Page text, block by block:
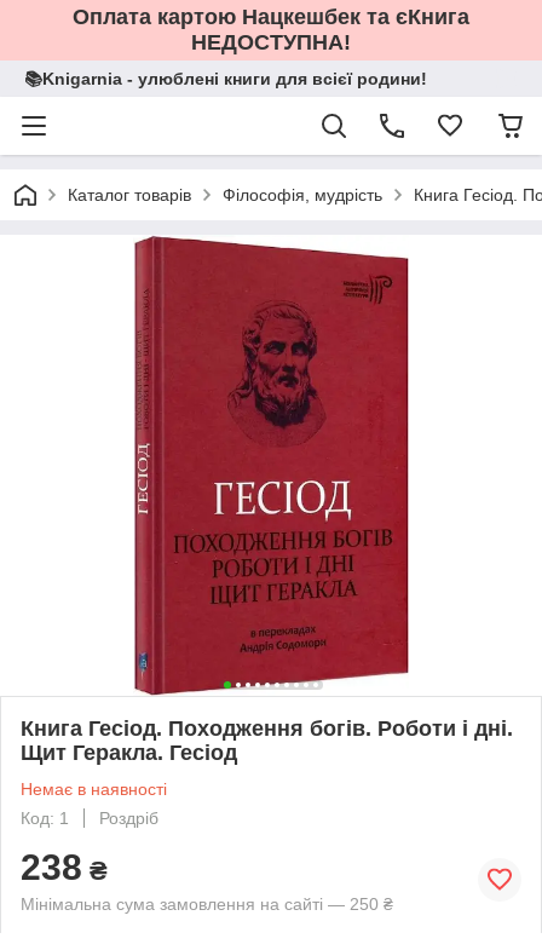
Оплата картою Нацкешбек та єКнига
НЕДОСТУПНА!
📚Knigarnia - улюблені книги для всієї родини!
Каталог товарів Філософія, мудрість Книга Гесіод.
Книга Гесіод. Походження богів. Роботи і дні.
Щит Геракла. Гесіод
Немає в наявності
Код: 1
Роздріб
238 ₴
Мінімальна сума замовлення на сайті — 250 ₴